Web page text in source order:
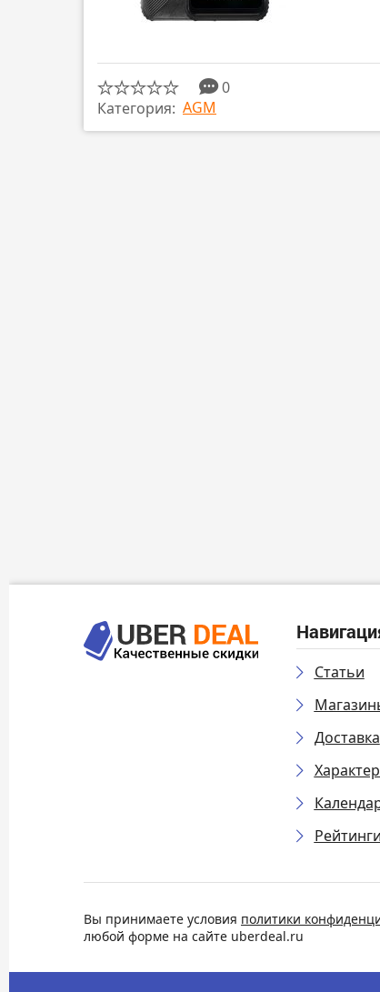
0
Категория: AGM
Статьи
Доставка
Вы принимаете условия политики
любой форме на сайте uberdeal.ru